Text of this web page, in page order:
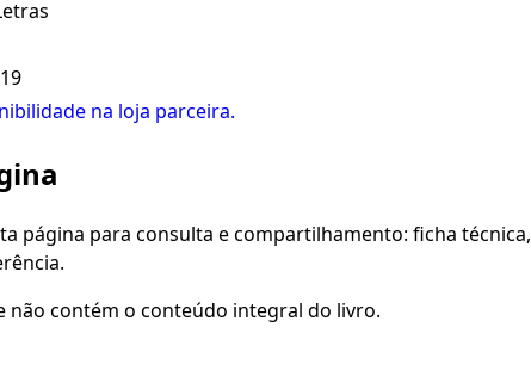
na loja parceira.
página para consulta e compartilhamento: ficha técnica,
não contém o conteúdo integral do livro.